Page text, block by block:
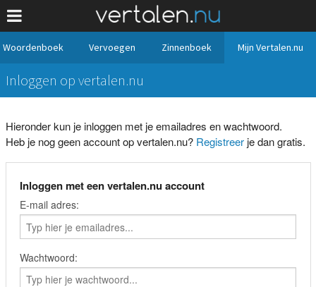
Woordenboek Vervoegen Zinnenboek Mijn Vertalen.nu
Inloggen op vertalen.nu
Hieronder kun je inloggen met je emailadres en wachtwoord.
Heb je nog geen account op vertalen.nu? Registreerje dan gratis.
Inloggen met een vertalen.nu account
E-mail adres:
Wachtwoord: